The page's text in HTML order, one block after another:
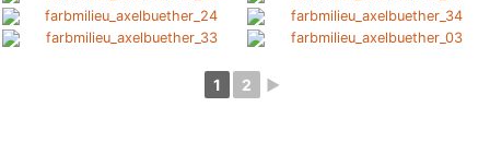
1 2 ►